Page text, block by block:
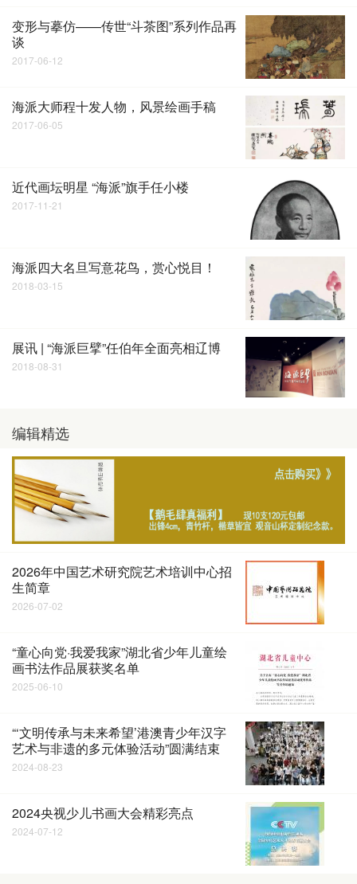
变形与摹仿——传世“斗茶图”系列作品再
谈
2017-06-12
海派大师程十发人物，风景绘画手稿
2017-06-05
近代画坛明星 “海派”旗手任小楼
2017-11-21
海派四大名旦写意花鸟，赏心悦目！
2018-03-15
展讯 | “海派巨擘”任伯年全面亮相辽博
2018-08-31
编辑精选
2026年中国艺术研究院艺术培训中心招
生简章
2026-07-02
“童心向党·我爱我家”湖北省少年儿童绘
画书法作品展获奖名单
2025-06-10
“‘文明传承与未来希望’港澳青少年汉字
艺术与非遗的多元体验活动”圆满结束
2024-08-23
2024央视少儿书画大会精彩亮点
2024-07-12